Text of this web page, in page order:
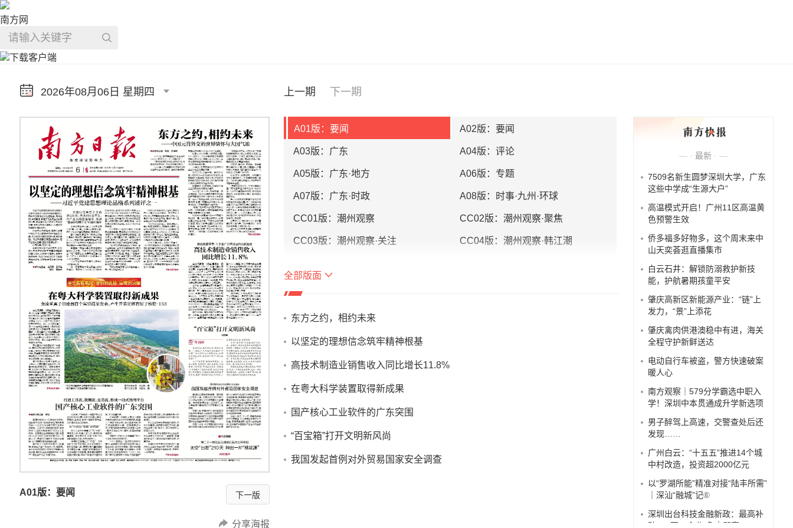
南方网
下载客户端
2026年08月06日 星期四
A01版：要闻 下一版
分享海报
上一期 下一期
A01版：要闻 A02版：要闻
A03版：广东 A04版：评论
A05版：广东·地方 A06版：专题
A07版：广东·时政 A08版：时事·九州·环球
CC01版：潮州观察 CC02版：潮州观察·聚焦
CC03版：潮州观察·关注 CC04版：潮州观察·韩江潮
全部版面
东方之约，相约未来
以坚定的理想信念筑牢精神根基
高技术制造业销售收入同比增长11.8%
在粤大科学装置取得新成果
国产核心工业软件的广东突围
“百宝箱”打开文明新风尚
我国发起首例对外贸易国家安全调查
— · 最新 · —
7509名新生圆梦深圳大学，广东
这些中学成“生源大户”
高温模式开启！广州11区高温黄
色预警生效
侨多福多好物多，这个周末来中
山天奕荟逛直播集市
白云石井：解锁防溺救护新技
能，护航暑期孩童平安
肇庆高新区新能源产业：“链”上
发力，“景”上添花
肇庆禽肉供港澳稳中有进，海关
全程守护新鲜送达
电动自行车被盗，警方快速破案
暖人心
南方观察｜579分学霸选中职入
学！深圳中本贯通成升学新选项
男子醉驾上高速，交警查处后还
发现……
广州白云：“十五五”推进14个城
中村改造，投资超2000亿元
以“罗湖所能”精准对接“陆丰所需”
｜深汕“融城”记⑥
深圳出台科技金融新政：最高补
贴100万，企业“免申即享”